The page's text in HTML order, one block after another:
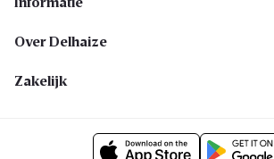
Over Delhaize
Zakelijk